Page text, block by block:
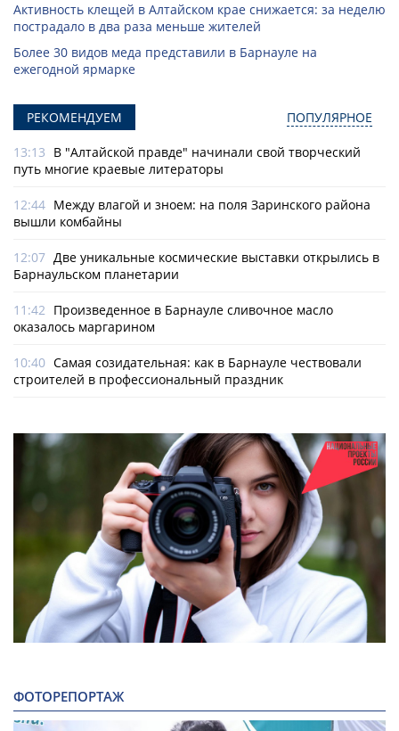
Активность клещей в Алтайском крае снижается: за неделю
пострадало в два раза меньше жителей
Более 30 видов меда представили в Барнауле на
ежегодной ярмарке
РЕКОМЕНДУЕМ ПОПУЛЯРНОЕ
13:13 В "Алтайской правде" начинали свой творческий
путь многие краевые литераторы
12:44 Между влагой и зноем: на поля Заринского района
вышли комбайны
12:07 Две уникальные космические выставки открылись в
Барнаульском планетарии
11:42 Произведенное в Барнауле сливочное масло
оказалось маргарином
10:40 Самая созидательная: как в Барнауле чествовали
строителей в профессиональный праздник
ФОТОРЕПОРТАЖ